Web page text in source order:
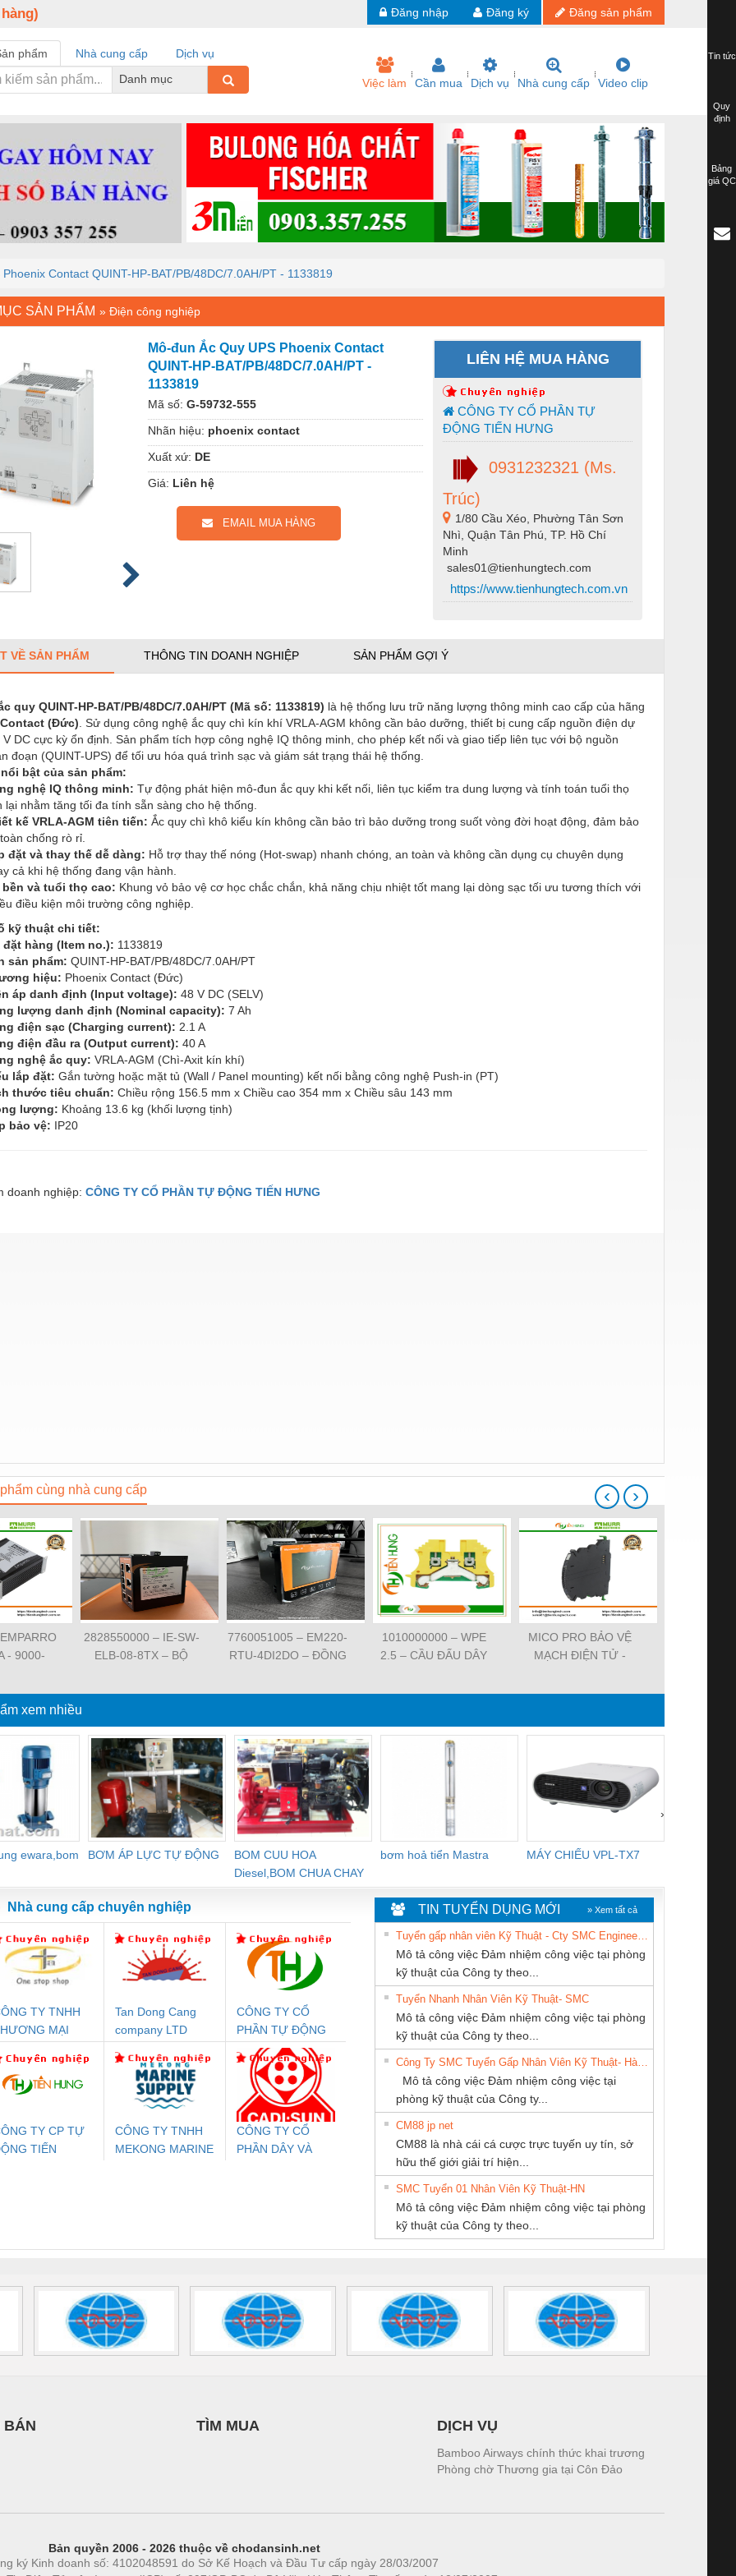
Đăng sản phẩm
Đăng ký
Đăng nhập
phẩm Nhà cung cấp
Dịch vụ
Danh mục
Việc làm Cần mua Dịch vụ Nhà cung cấp Video clip
Contact QUINT-HP-BAT/PB/48DC/7.0AH/PT - 1133819
SẢN PHẨM » Điện công nghiệp
Mô-đun Ắc Quy UPS Phoenix Contact
QUINT-HP-BAT/PB/48DC/7.0AH/PT -
1133819
Mã số: G-59732-555
Nhãn hiệu: phoenix contact
Xuất xứ: DE
Giá: Liên hệ
EMAIL MUA HÀNG
LIÊN HỆ MUA HÀNG
CÔNG TY CỔ PHẦN TỰ
ĐỘNG TIẾN HƯNG
0931232321 (Ms.
Trúc)
1/80 Cầu Xéo, Phường Tân Sơn
Nhì, Quận Tân Phú, TP. Hồ Chí
Minh
sales01@tienhungtech.com
https://www.tienhungtech.com.vn
VỀ SẢN PHẨM THÔNG TIN DOANH NGHIỆP SẢN PHẨM GỢI Ý
quy QUINT-HP-BAT/PB/48DC/7.0AH/PT (Mã số: 1133819) là hệ thống lưu trữ năng lượng thông minh cao cấp của hãng
(Đức) . Sử dụng công nghệ ắc quy chì kín khí VRLA-AGM không cần bảo dưỡng, thiết bị cung cấp nguồn điện dự
V DC cực kỳ ổn định. Sản phẩm tích hợp công nghệ IQ thông minh, cho phép kết nối và giao tiếp liên tục với bộ nguồn
đoạn (QUINT-UPS) để tối ưu hóa quá trình sạc và giám sát trạng thái hệ thống.
bật của sản phẩm:
nghệ IQ thông minh: Tự động phát hiện mô-đun ắc quy khi kết nối, liên tục kiểm tra dung lượng và tính toán tuổi thọ
lại nhằm tăng tối đa tính sẵn sàng cho hệ thống.
kế VRLA-AGM tiên tiến: Ắc quy chì khô kiểu kín không cần bảo trì bảo dưỡng trong suốt vòng đời hoạt động, đảm bảo
chống rò rỉ.
đặt và thay thế dễ dàng: Hỗ trợ thay thế nóng (Hot-swap) nhanh chóng, an toàn và không cần dụng cụ chuyên dụng
cả khi hệ thống đang vận hành.
và tuổi thọ cao: Khung vỏ bảo vệ cơ học chắc chắn, khả năng chịu nhiệt tốt mang lại dòng sạc tối ưu tương thích với
điều kiện môi trường công nghiệp.
kỹ thuật chi tiết:
đặt hàng (Item no.): 1133819
sản phẩm: QUINT-HP-BAT/PB/48DC/7.0AH/PT
hiệu: Phoenix Contact (Đức)
áp danh định (Input voltage): 48 V DC (SELV)
lượng danh định (Nominal capacity): 7 Ah
điện sạc (Charging current): 2.1 A
điện đầu ra (Output current): 40 A
nghệ ắc quy: VRLA-AGM (Chì-Axit kín khí)
lắp đặt: Gắn tường hoặc mặt tủ (Wall / Panel mounting) kết nối bằng công nghệ Push-in (PT)
thước tiêu chuẩn: Chiều rộng 156.5 mm x Chiều cao 354 mm x Chiều sâu 143 mm
lượng: Khoảng 13.6 kg (khối lượng tịnh)
bảo vệ: IP20
doanh nghiệp: CÔNG TY CỔ PHẦN TỰ ĐỘNG TIẾN HƯNG
cùng nhà cung cấp
- 9000-
IP67
1-
2828550000 – IE-SW-
ELB-08-8TX – BỘ
RJ45 – WEIDMULLER
7760051005 – EM220-
RTU-4DI2DO – ĐỒNG
ĐO ĐIỆN ÁP –
1010000000 – WPE
2.5 – CẦU ĐẤU DÂY
WEIDMULLER-
MICO PRO BẢO VỆ
MẠCH ĐIỆN TỬ -
MICO PRO
CIRCUIT
CHANNELS
‹ ›
xem nhiều
ewara,bom
BƠM ÁP LỰC TỰ ĐỘNG
BOM CUU HOA
Diesel,BOM CHUA CHAY
bơm hoả tiển Mastra MÁY CHIẾU VPL-TX7
›
An Toàn
Contact
1NO-
Rơ Le An Toàn
Phoenix Contact
PSR-SCP-
24UC/ESL4/3X1/1X2/B
- 2981059
Điện AC
Mô-đun Ắc Quy UPS
Bộ Lặp Tín Hiệu
PROFIBUS Phoenix
Contact PSI-REP-
PROFIBUS/12MB -
2708863
Rơ Le An Toàn
Phoenix Contact
2986960 – PSR-
SCP-
24DC/FSP/2X1/1X2
Rơ Le An Toàn
Bộ giám sát chuỗi
tấm pin
TRANSCLINIC 16I+
1K5 H (2502520000)
Bộ giám sát chuỗi
tấm pin
TRANSCLINIC 16I+
1K5 L (2433950000)
Bộ giám sát dòng
TRANSCLINIC 16I+
(2008130000)
Bộ chỉnh lưu nguồn
điện TRANSCLINIC
BKE 1K5.4
(7791400879)2. Giá
Nẹp nhôm chống
trơn Đà Nẵng
Nhà cung cấp chuyên nghiệp
TY TNHH
MẠI
Tan Dong Cang
company LTD
CÔNG TY CỔ
PHẦN TỰ ĐỘNG
TIẾN HƯNG
TY CP TỰ
TIẾN
CÔNG TY TNHH
MEKONG MARINE
CÔNG TY CỔ
PHẦN DÂY VÀ
CÔNG TY TNHH
KINH DOANH
DỊCH VỤ XNK
PHƯƠNG NAM
CÔNG TY TNHH
THƯƠNG MẠI
DỊCH VỤ KỸ
THUẬT ĐIỆN CƠ
GIA HƯNG PHÁT
Cty TNHH TM QC
Công ty TNHH
Thương Mại SX Ba
Thiết Bị Điện Nam
Quốc Thịnh
KỸ THUẬT KTECH
TIN TUYỂN DỤNG MỚI » Xem tất cả
Mô tả công việc Đảm nhiệm công việc tại phòng
kỹ thuật của Công ty theo...
Tuyển Nhanh Nhân Viên Kỹ Thuật- SMC
Mô tả công việc Đảm nhiệm công việc tại phòng
kỹ thuật của Công ty theo...
Mô tả công việc Đảm nhiệm công việc tại
phòng kỹ thuật của Công ty...
CM88 jp net
CM88 là nhà cái cá cược trực tuyến uy tín, sở
hữu thế giới giải trí hiện...
SMC Tuyển 01 Nhân Viên Kỹ Thuật-HN
Mô tả công việc Đảm nhiệm công việc tại phòng
kỹ thuật của Công ty theo...
BÁN TÌM MUA DỊCH VỤ
Bamboo Airways chính thức khai trương
Phòng chờ Thương gia tại Côn Đảo
Bản quyền 2006 - 2026 thuộc về chodansinh.net
ký Kinh doanh số: 4102048591 do Sở Kế Hoạch và Đầu Tư cấp ngày 28/03/2007
Tin tức
Quy
định
Bảng
giá QC